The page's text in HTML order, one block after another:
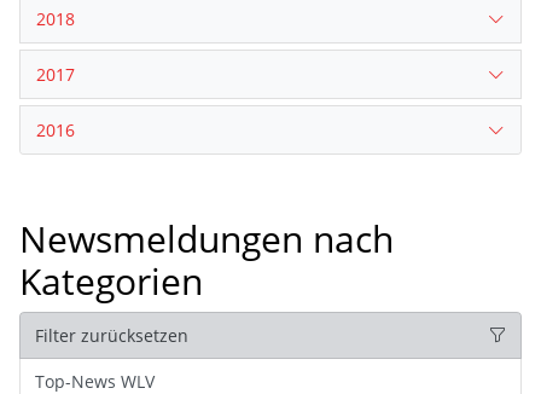
2018
2017
2016
Newsmeldungen nach
Kategorien
Filter zurücksetzen
Top-News WLV